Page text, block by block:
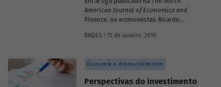
American Journal of Economics and
Finance, os economistas Ricardo
Vasconcelos, da PUC-Rio, investigam os
para o debate público sobre os efeitos do
BNDES • 15 de janeiro, 2019
Economia e desenvolvimento
Perspectivas do investimento